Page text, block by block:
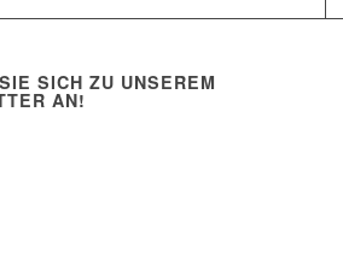
SICH ZU UNSEREM
AN!